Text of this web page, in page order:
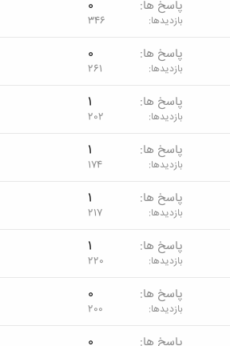
پاسخ ها 0
بازدیدها 346
پاسخ ها 0
بازدیدها 261
پاسخ ها 1
بازدیدها 202
پاسخ ها 1
بازدیدها 174
پاسخ ها 1
بازدیدها 217
پاسخ ها 1
بازدیدها 220
پاسخ ها 0
بازدیدها 200